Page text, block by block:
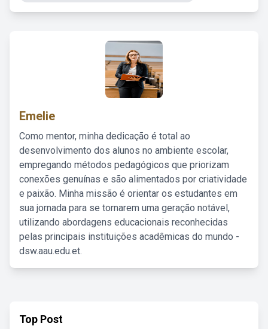
Emelie
Como mentor, minha dedicação é total ao
desenvolvimento dos alunos no ambiente escolar,
empregando métodos pedagógicos que priorizam
conexões genuínas e são alimentados por criatividade
e paixão. Minha missão é orientar os estudantes em
sua jornada para se tornarem uma geração notável,
utilizando abordagens educacionais reconhecidas
pelas principais instituições acadêmicas do mundo -
dsw.aau.edu.et.
Top Post